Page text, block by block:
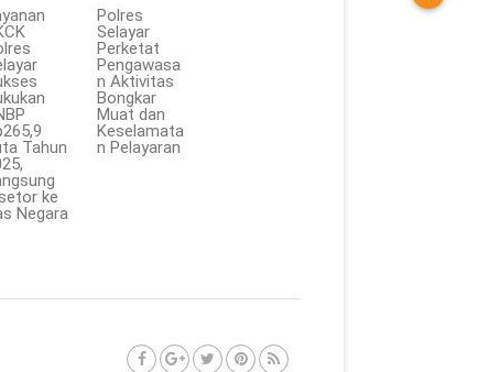
Tahun
ke
Negara
Polres
Selayar
Perketat
Pengawasa
n Aktivitas
Bongkar
Muat dan
Keselamata
n Pelayaran